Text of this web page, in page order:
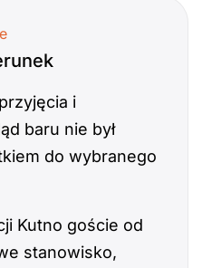
i
baru nie był
do wybranego
Kutno goście od
stanowisko,